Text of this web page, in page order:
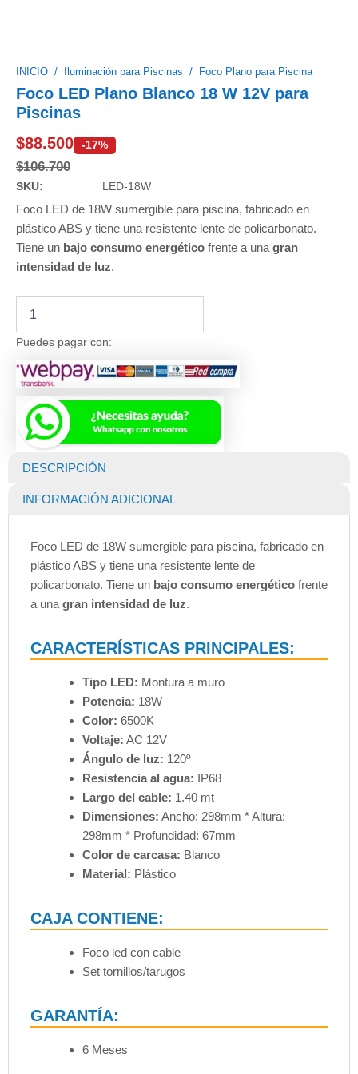
INICIO/ Iluminación para Piscinas / Foco Plano para Piscina
Foco LED Plano Blanco 18 W 12V para
Piscinas
$88.500 -17%
$106.700
SKU: LED-18W
Foco LED de 18W sumergible para piscina, fabricado en
plástico ABS y tiene una resistente lente de policarbonato.
Tiene un bajo consumo energético frente a unagran
intensidad de luz.
LED
Plano
18
W
12V
para
Piscinas
cantidad
Puedes pagar con:
DESCRIPCIÓN
INFORMACIÓN ADICIONAL
Foco LED de 18W sumergible para piscina, fabricado en
plástico ABS y tiene una resistente lente de
policarbonato. Tiene un bajo consumo energético frente
a una gran intensidad de luz.
CARACTERÍSTICAS PRINCIPALES:
Tipo LED: Montura a muro
Potencia: 18W
Color: 6500K
Voltaje: AC 12V
Ángulo de luz: 120º
Resistencia al agua: IP68
Largo del cable: 1.40 mt
Dimensiones: Ancho: 298mm * Altura:
298mm * Profundidad: 67mm
Color de carcasa: Blanco
Material: Plástico
CAJA CONTIENE:
Foco led con cable
Set tornillos/tarugos
GARANTÍA:
6 Meses